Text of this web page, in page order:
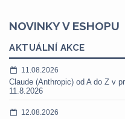
NOVINKY V ESHOPU
AKTUÁLNÍ AKCE
11.08.2026
Claude (Anthropic) od A do Z v
11.8.2026
12.08.2026